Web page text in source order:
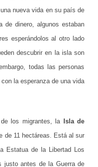
i
s
,
u
nueva vida en su país de
de dinero, algunos estaban
esperándolos al otro lado
descubrir en la isla son
todas las personas
la esperanza de una vida
los migrantes, la
Isla de
de 11 hectáreas. Está al sur
Estatua de la Libertad Los
justo antes de la Guerra de